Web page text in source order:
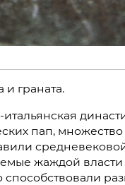
и граната.
пап,
жаждой
способствовали